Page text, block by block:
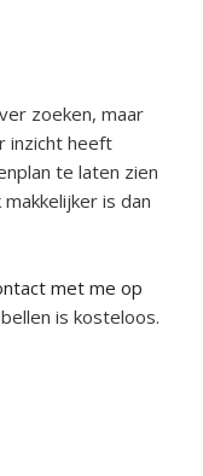
zoeken, maar
inzicht heeft
te laten zien
is dan
met me op
is kosteloos.